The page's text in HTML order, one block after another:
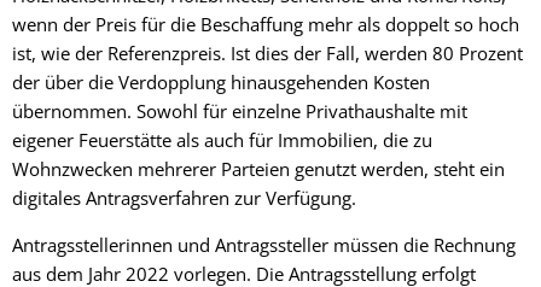
wenn der Preis für die Beschaffung mehr als doppelt so hoch
ist, wie der Referenzpreis. Ist dies der Fall, werden 80 Prozent
der über die Verdopplung hinausgehenden Kosten
übernommen. Sowohl für einzelne Privathaushalte mit
eigener Feuerstätte als auch für Immobilien, die zu
Wohnzwecken mehrerer Parteien genutzt werden, steht ein
digitales Antragsverfahren zur Verfügung.
Antragsstellerinnen und Antragssteller müssen die Rechnung
aus dem Jahr 2022 vorlegen. Die Antragsstellung erfolgt